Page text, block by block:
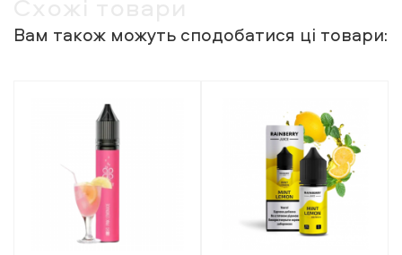
Вам також можуть сподобатися ці товари: